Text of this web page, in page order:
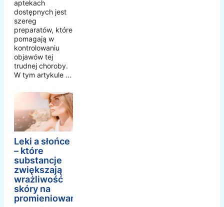
aptekach
dostępnych jest
szereg
preparatów, które
pomagają w
kontrolowaniu
objawów tej
trudnej choroby.
W tym artykule ...
Leki a słońce
– które
substancje
zwiększają
wrażliwość
skóry na
promieniowanie